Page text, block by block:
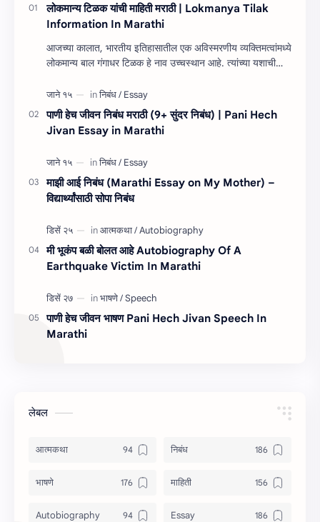
लोकमान्य टिळक यांची माहिती मराठी | Lokmanya Tilak
Information In Marathi
आजच्या कालात, भारतीय इतिहासातील एक अविस्मरणीय व्यक्तिमत्वांमध्ये
लोकमान्य बाल गंगाधर टिळक हे नाव उच्चस्थान आहे. त्यांच्या यशाची
पाणी हेच जीवन निबंध मराठी (9+ सुंदर निबंध) | Pani Hech
Jivan Essay in Marathi
माझी आई निबंध (Marathi Essay on My Mother) –
विद्यार्थ्यांसाठी सोपा निबंध
मी भूकंप बळी बोलत आहे Autobiography Of A
Earthquake Victim In Marathi
पाणी हेच जीवन भाषण Pani Hech Jivan Speech In
Marathi
लेबल
आत्मकथा निबंध
भाषणे माहिती
Autobiography Essay